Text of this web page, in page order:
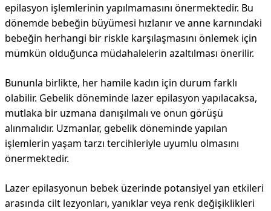
epilasyon işlemlerinin yapılmamasını önermektedir. Bu
dönemde bebeğin büyümesi hızlanır ve anne karnındaki
bebeğin herhangi bir riskle karşılaşmasını önlemek için
mümkün olduğunca müdahalelerin azaltılması önerilir.
Bununla birlikte, her hamile kadın için durum farklı
olabilir. Gebelik döneminde lazer epilasyon yapılacaksa,
mutlaka bir uzmana danışılmalı ve onun görüşü
alınmalıdır. Uzmanlar, gebelik döneminde yapılan
işlemlerin yaşam tarzı tercihleriyle uyumlu olmasını
önermektedir.
Lazer epilasyonun bebek üzerinde potansiyel yan etkileri
arasında cilt lezyonları, yanıklar veya renk değişiklikleri